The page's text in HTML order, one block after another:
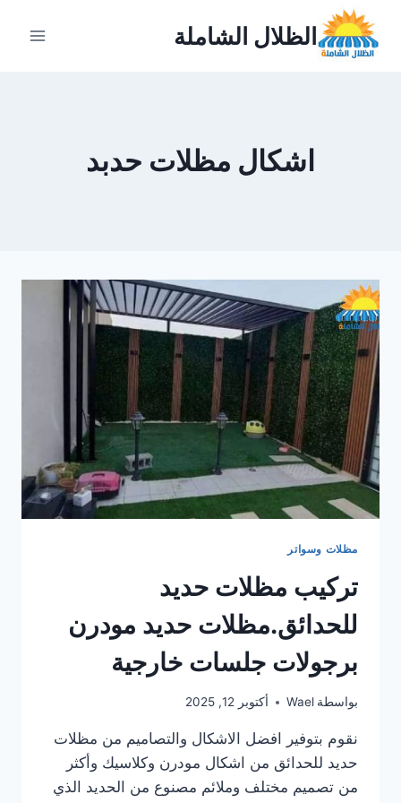
التجاوز
المحتوى
الظلال الشاملة
اشكال مظلات حدبد
مظلات وسواتر
تركيب مظلات حديد
للحدائق.مظلات حديد مودرن
برجولات جلسات خارجية
بواسطة Wael أكتوبر 12, 2025
نقوم بتوفير افضل الاشكال والتصاميم من مظلات
حديد للحدائق من اشكال مودرن وكلاسيك وأكثر
من تصميم مختلف وملائم مصنوع من الحديد الذي